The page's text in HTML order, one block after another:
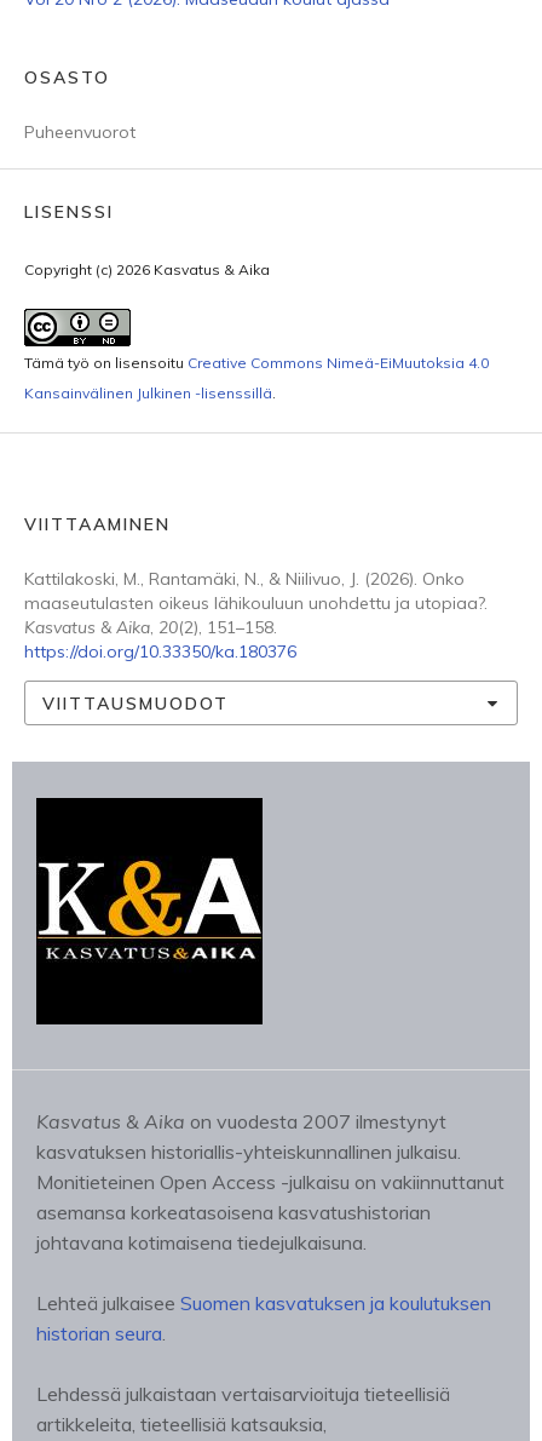
OSASTO
Puheenvuorot
LISENSSI
Copyright (c) 2026 Kasvatus & Aika
Tämä työ on lisensoitu Creative Commons Nimeä-EiMuutoksia 4.0
Kansainvälinen Julkinen -lisenssillä.
VIITTAAMINEN
Kattilakoski, M., Rantamäki, N., & Niilivuo, J. (2026). Onko
maaseutulasten oikeus lähikouluun unohdettu ja utopiaa?.
Kasvatus & Aika, 20(2), 151–158.
https://doi.org/10.33350/ka.180376
VIITTAUSMUODOT
Kasvatus & Aika on vuodesta 2007 ilmestynyt
kasvatuksen historiallis-yhteiskunnallinen julkaisu.
Monitieteinen Open Access -julkaisu on vakiinnuttanut
asemansa korkeatasoisena kasvatushistorian
johtavana kotimaisena tiedejulkaisuna.
Lehteä julkaisee Suomen kasvatuksen ja koulutuksen
historian seura.
Lehdessä julkaistaan vertaisarvioituja tieteellisiä
artikkeleita, tieteellisiä katsauksia,